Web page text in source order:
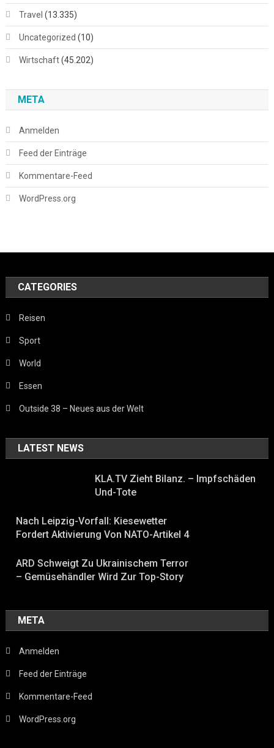
Travel (13.335)
Uncategorized (10)
Wirtschaft(45.202)
META
Anmelden
Feed der Einträge
Kommentare-Feed
WordPress.org
CATEGORIES
Reisen
Sport
World
Essen
Outside 38 – Neues aus der Welt
LATEST NEWS
KLA.TV Zieht Bilanz. – Impfschäden
Und-Tote
Nach Leipzig-Vorfall: Kiesewetter
Fordert Aktivierung Von NATO-Artikel 4
ARD Schweigt Zu Ukrainischem Terror
– Gemüsehändler Wird Zur Top-Story
META
Anmelden
Feed der Einträge
Kommentare-Feed
WordPress.org